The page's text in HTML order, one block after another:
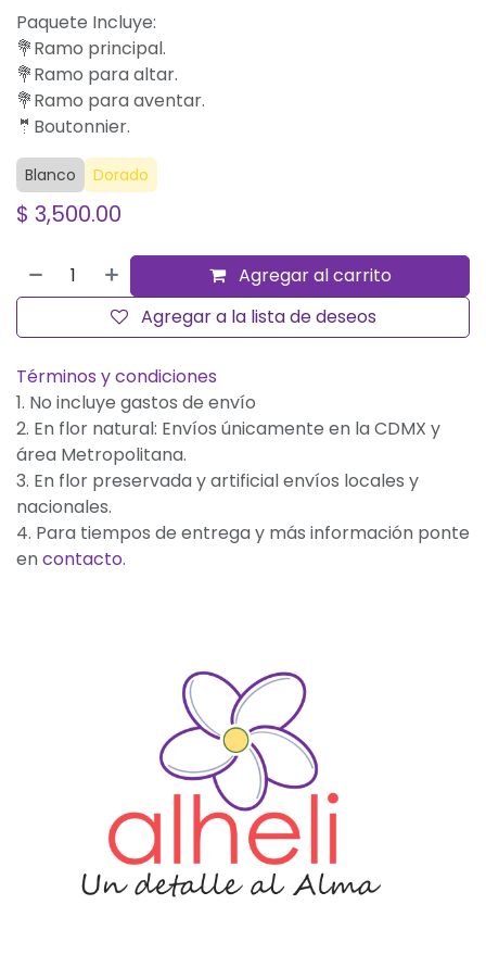
Paquete Incluye:
💐Ramo principal.
💐Ramo para altar.
💐Ramo para aventar.
🤵Boutonnier.
Blanco Dorado
$ 3,500.00
Agregar al carrito
Agregar a la lista de deseos
Términos y condiciones
1. No incluye gastos de envío
2. En flor natural: Envíos únicamente en la CDMX y
área Metropolitana.
3. En flor preservada y artificial envíos locales y
nacionales.
4. Para tiempos de entrega y más información ponte
encontacto.